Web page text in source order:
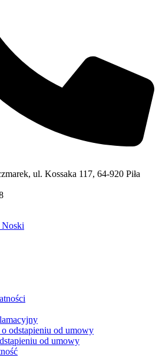
ul. Kossaka 117, 64-920 Piła
Noski
odstapieniu od umowy
od umowy